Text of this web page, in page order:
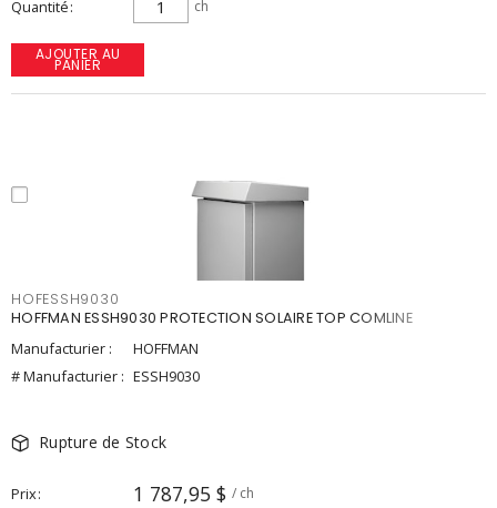
Quantité ch
AJOUTER AU
PANIER
HOFESSH9030
HOFFMAN ESSH9030 PROTECTION SOLAIRE TOP COMLINE
Manufacturier :
HOFFMAN
# Manufacturier : ESSH9030
Rupture de Stock
Prix 1 787,95 $ / ch